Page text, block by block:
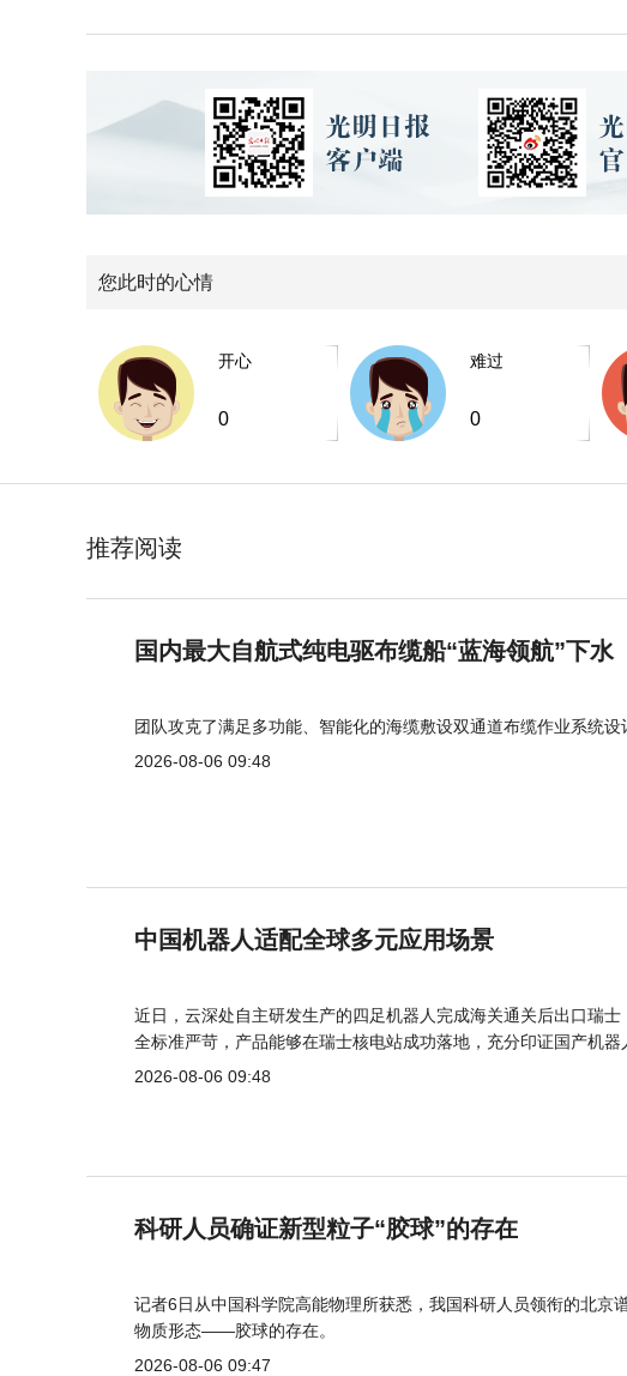
您此时的心情
开心
0
难过
0
推荐阅读
国内最大自航式纯电驱布缆船“蓝海领航”下水
团队攻克了满足多功能、智能化的海缆敷设双通道布缆作业系统
2026-08-06 09:48
中国机器人适配全球多元应用场景
近日，云深处自主研发生产的四足机器人完成海关通关后出口瑞
全标准严苛，产品能够在瑞士核电站成功落地，充分印证国产机
2026-08-06 09:48
科研人员确证新型粒子“胶球”的存在
记者6日从中国科学院高能物理所获悉，我国科研人员领衔的北
物质形态——胶球的存在。
2026-08-06 09:47